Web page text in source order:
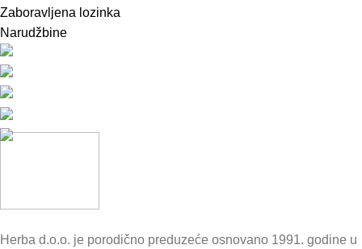
Zaboravljena lozinka
Narudžbine
Herba d.o.o. je porodično preduzeće osnovano 1991. godine u